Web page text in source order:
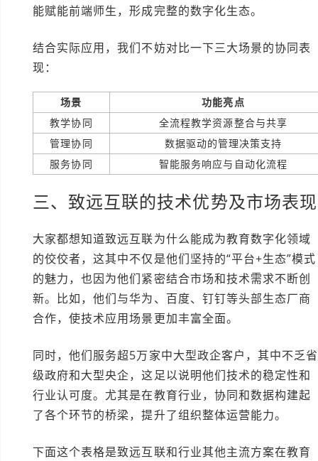
能赋能前端师生，形成完整的数字化生态。
结合实际应用，我们不妨对比一下三大场景的协同表
现：
场景
功能亮点
教学协同
全流程教学资源整合与共享
管理协同
数据驱动的管理决策支持
服务协同
智能服务响应与自动化流程
三、致远互联的技术优势及市场表现
大家都想知道致远互联为什么能成为教育数字化领域
的佼佼者，这其中不仅是他们坚持的“平台+生态”模式
的魅力，也因为他们紧密结合市场和技术需求不断创
新。比如，他们与华为、百度、钉钉等头部生态厂商
合作，使技术应用场景更加丰富全面。
同时，他们服务超5万家中大型政企客户，其中不乏省
级政府和大型央企，这足以说明他们技术的稳定性和
行业认可度。尤其是在教育行业，协同和数据构建起
了各个环节的桥梁，提升了组织整体运营能力。
下面这个表格是致远互联和行业其他主流方案在教育